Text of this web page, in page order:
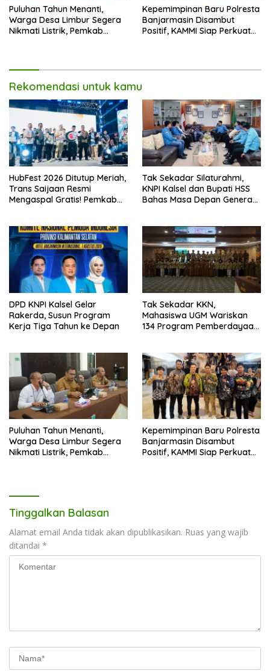
Puluhan Tahun Menanti,
Warga Desa Limbur Segera
Nikmati Listrik, Pemkab
Kepemimpinan Baru Polresta
Banjarmasin Disambut
Positif, KAMMI Siap Perkuat
Rekomendasi untuk kamu
HubFest 2026 Ditutup Meriah,
Trans Saijaan Resmi
Mengaspal Gratis! Pemkab
Tak Sekadar Silaturahmi,
KNPI Kalsel dan Bupati HSS
Bahas Masa Depan Generasi
DPD KNPI Kalsel Gelar
Rakerda, Susun Program
Kerja Tiga Tahun ke Depan
Tak Sekadar KKN,
Mahasiswa UGM Wariskan
134 Program Pemberdayaan
Puluhan Tahun Menanti,
Warga Desa Limbur Segera
Nikmati Listrik, Pemkab
Kepemimpinan Baru Polresta
Banjarmasin Disambut
Positif, KAMMI Siap Perkuat
Tinggalkan Balasan
Alamat email Anda tidak akan dipublikasikan. Ruas yang wajib
ditandai *